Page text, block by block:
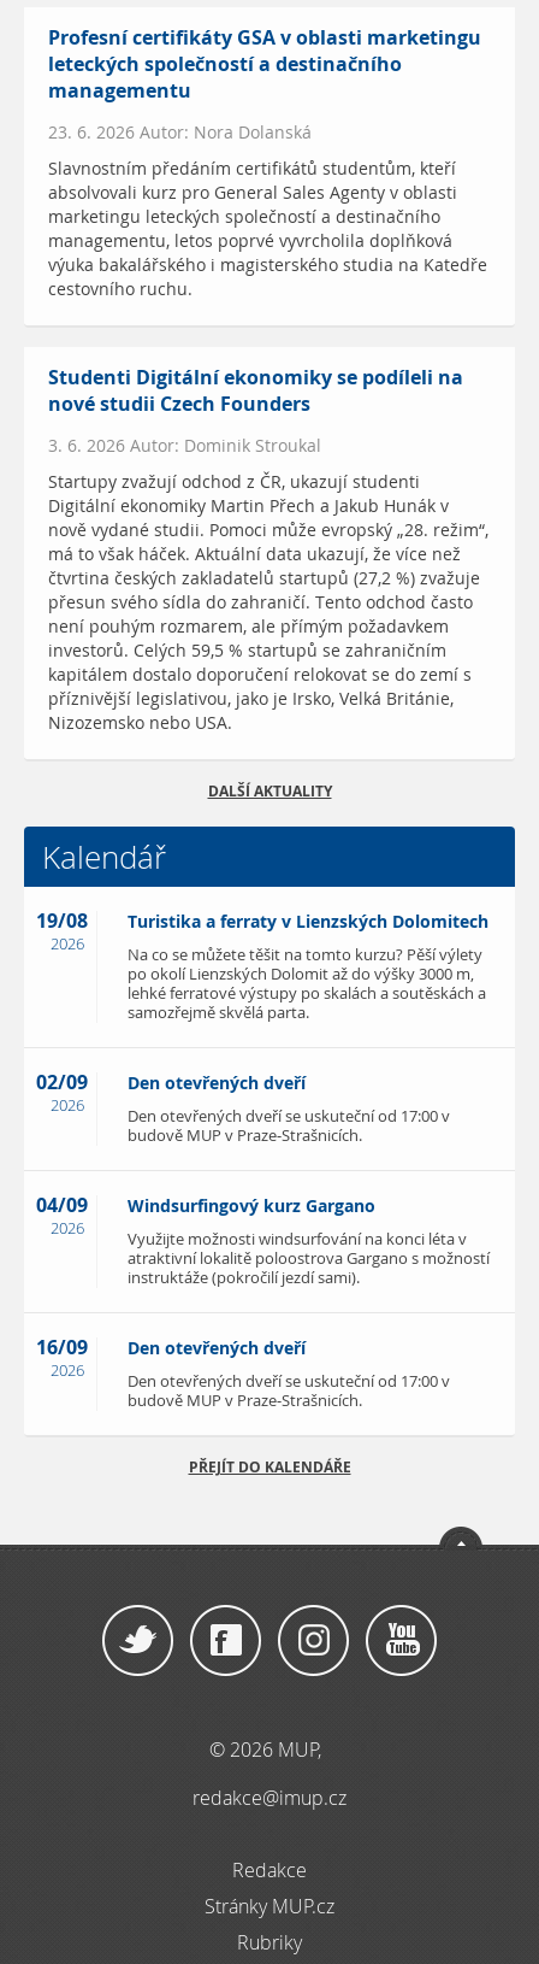
Profesní certifikáty GSA v oblasti marketingu
leteckých společností a destinačního
managementu
23. 6. 2026 Autor: Nora Dolanská
Slavnostním předáním certifikátů studentům, kteří
absolvovali kurz pro General Sales Agenty v oblasti
marketingu leteckých společností a destinačního
managementu, letos poprvé vyvrcholila doplňková
výuka bakalářského i magisterského studia na Katedře
cestovního ruchu.
Studenti Digitální ekonomiky se podíleli na
nové studii Czech Founders
3. 6. 2026 Autor: Dominik Stroukal
Startupy zvažují odchod z ČR, ukazují studenti
Digitální ekonomiky Martin Přech a Jakub Hunák v
nově vydané studii. Pomoci může evropský „28. režim“,
má to však háček. Aktuální data ukazují, že více než
čtvrtina českých zakladatelů startupů (27,2 %) zvažuje
přesun svého sídla do zahraničí. Tento odchod často
není pouhým rozmarem, ale přímým požadavkem
investorů. Celých 59,5 % startupů se zahraničním
kapitálem dostalo doporučení relokovat se do zemí s
příznivější legislativou, jako je Irsko, Velká Británie,
Nizozemsko nebo USA.
DALŠÍ AKTUALITY
Kalendář
19/08
2026
Turistika a ferraty v Lienzských Dolomitech
Na co se můžete těšit na tomto kurzu? Pěší výlety
po okolí Lienzských Dolomit až do výšky 3000 m,
lehké ferratové výstupy po skalách a soutěskách a
samozřejmě skvělá parta.
02/09
2026
Den otevřených dveří
Den otevřených dveří se uskuteční od 17:00 v
budově MUP v Praze-Strašnicích.
04/09
2026
Windsurfingový kurz Gargano
Využijte možnosti windsurfování na konci léta v
atraktivní lokalitě poloostrova Gargano s možností
instruktáže (pokročilí jezdí sami).
16/09
2026
Den otevřených dveří
Den otevřených dveří se uskuteční od 17:00 v
budově MUP v Praze-Strašnicích.
PŘEJÍT DO KALENDÁŘE
© 2026 MUP,
redakce@imup.cz
Redakce
Stránky MUP.cz
Rubriky